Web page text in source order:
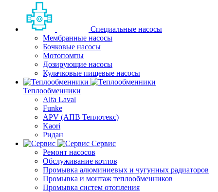
Специальные насосы
Мембранные насосы
Бочковые насосы
Мотопомпы
Дозирующие насосы
Кулачковые пищевые насосы
Теплообменники
Alfa Laval
Funke
APV (АПВ Теплотекс)
Kaori
Ридан
Сервис
Ремонт насосов
Обслуживание котлов
Промывка алюминиевых и чугунных радиаторов
Промывка и монтаж теплообменников
Промывка систем отопления